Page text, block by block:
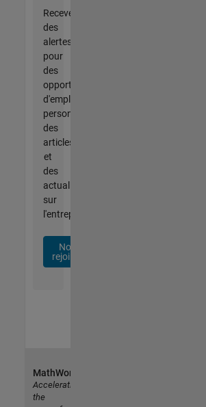
Recevez
des
alertes
pour
des
opportunités
d'emploi
personnalisées,
des
articles
et
des
actualités
sur
l'entreprise.
Nous
rejoindre
MathWorks
Accelerating
the